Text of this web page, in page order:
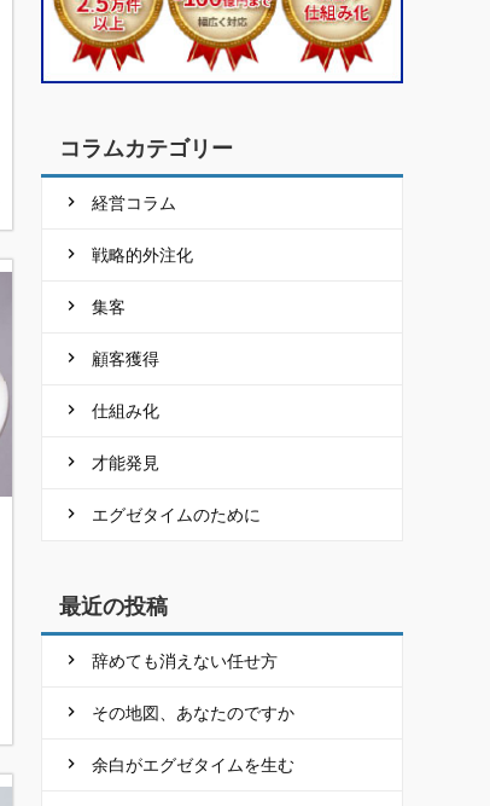
コラムカテゴリー
経営コラム
戦略的外注化
集客
顧客獲得
仕組み化
才能発見
エグゼタイムのために
最近の投稿
辞めても消えない任せ方
その地図、あなたのですか
余白がエグゼタイムを生む